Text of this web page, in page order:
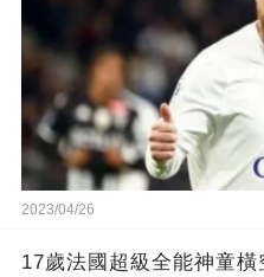
2023/04/26
17歲法國超級全能神童